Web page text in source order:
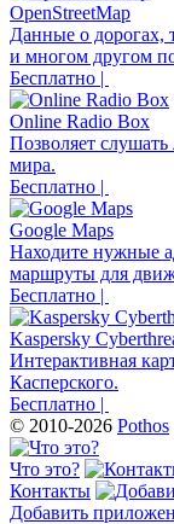
OpenStreetMap
Данные о дорогах,
и многом другом
Бесплатно |
Online Radio Box
Позволяет
мира.
Бесплатно |
Google Maps
Находите нужные
маршруты для
Бесплатно |
Kaspersky
Интерактивная
Касперского.
Бесплатно |
© 2010-2026 Pothos
Что это?
Контакты
Добавить